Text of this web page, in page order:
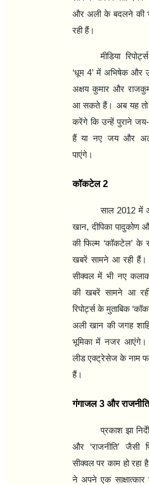
और अली के बदलने की
रही हैं।
मीडिया
‘धूम 4’में अभिषेक और
अक्षय कुमार और
आ सकते हैं। अब यह तो
करेंगे कि उन्हें पुराने
हैं या नए जय और
पाएंगे।
कॉकटेल2
साल 2012में
खान,दीपिका पादुकोण
की फिल्म ‘कॉकटेल’के
खबरें सामने आ रही
सीक्वल में भी नए
की खबरें सामने आ रही
रिपोर्ट्स के मुताबिक ‘
अली खान की जगह
भूमिका में नजर आएंगे।
लीड एक्ट्रेसेज के नाम
हैं।
गंगाजल3 और
प्रकाश झा
और ‘राजनीति’जैसी
सीक्वल पर काम हो रहा
ने अपने एक